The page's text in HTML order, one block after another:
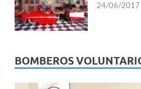
24/06/2017
BOMBEROS